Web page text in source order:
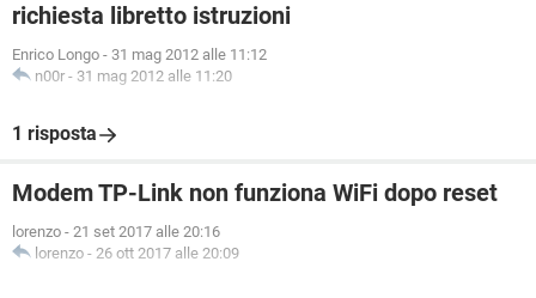
richiesta libretto istruzioni
Enrico Longo - 31 mag 2012 alle 11:12
n00r - 31 mag 2012 alle 11:20
1 risposta
Modem TP-Link non funziona WiFi dopo reset
lorenzo - 21 set 2017 alle 20:16
lorenzo - 26 ott 2017 alle 20:09